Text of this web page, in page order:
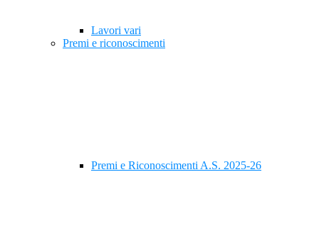
Lavori vari
Premi e riconoscimenti
Premi e Riconoscimenti A.S. 2025-26